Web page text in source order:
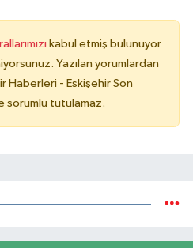
kabul etmiş bulunuyor
Yazılan yorumlardan
Haberleri - Eskişehir Son
sorumlu tutulamaz.